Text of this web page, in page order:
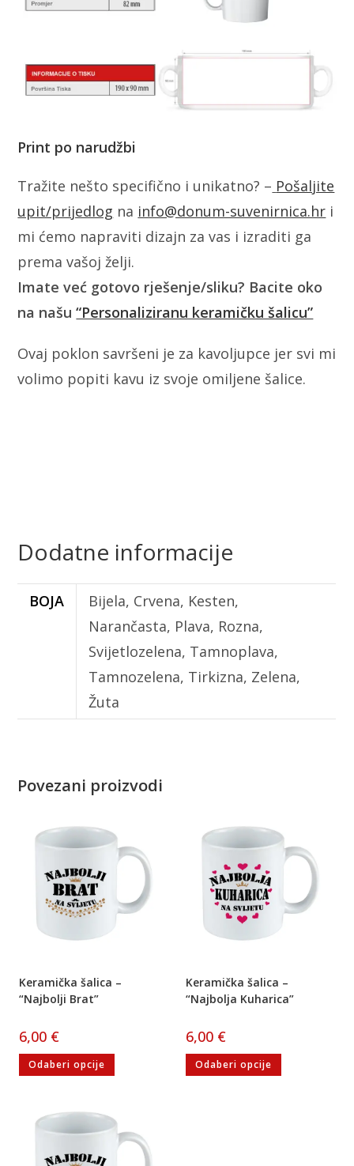
Print po narudžbi
Tražite nešto specifično i unikatno? – Pošaljite
upit/prijedlog na info@donum-suvenirnica.hr i
mi ćemo napraviti dizajn za vas i izraditi ga
prema vašoj želji.
Imate već gotovo rješenje/sliku? Bacite oko
na našu“Personaliziranu keramičku šalicu”
Ovaj poklon savršeni je za kavoljupce jer svi mi
volimo popiti kavu iz svoje omiljene šalice.
Dodatne informacije
BOJA
Bijela, Crvena, Kesten,
Narančasta, Plava, Rozna,
Svijetlozelena, Tamnoplava,
Tamnozelena, Tirkizna, Zelena,
Žuta
Povezani proizvodi
Keramička šalica –
“Najbolji Brat”
6,00 €
Odaberi opcije
Keramička šalica –
“Najbolja Kuharica”
6,00 €
Odaberi opcije